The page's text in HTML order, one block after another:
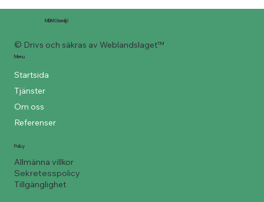
MBM Utemiljö
© Drivs och säkras av Weblandslaget™
Menu
Startsida
Tjänster
Om oss
Referenser
Policy
Allmänna villkor
Sekretesspolicy
Tillgänglighet